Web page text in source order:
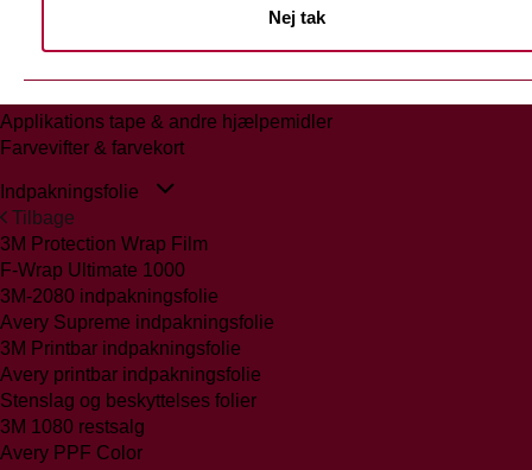
Nej tak
Glasmattering Ritrama/Fedrigoni
Applikations tape & andre hjælpemidler
Farvevifter & farvekort
Indpakningsfolie
Tilbage
3M Protection Wrap Film
F-Wrap Ultimate 1000
3M-2080 indpakningsfolie
Avery Supreme indpakningsfolie
3M Printbar indpakningsfolie
Avery printbar indpakningsfolie
Stenslag og beskyttelses folier
3M 1080 restsalg
Avery PPF Color